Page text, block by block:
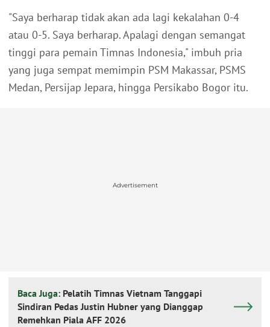
"Saya berharap tidak akan ada lagi kekalahan 0-4
atau 0-5. Saya berharap. Apalagi dengan semangat
tinggi para pemain Timnas Indonesia," imbuh pria
yang juga sempat memimpin PSM Makassar, PSMS
Medan, Persijap Jepara, hingga Persikabo Bogor itu.
Advertisement
Baca Juga: Pelatih Timnas Vietnam Tanggapi
Sindiran Pedas Justin Hubner yang Dianggap
Remehkan Piala AFF 2026